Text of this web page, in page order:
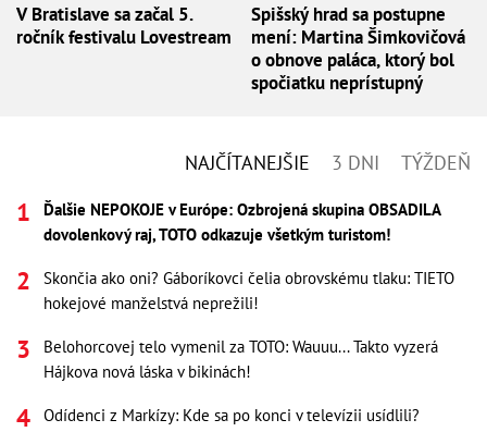
V Bratislave sa začal 5.
ročník festivalu Lovestream
Spišský hrad sa postupne
mení: Martina Šimkovičová
o obnove paláca, ktorý bol
spočiatku neprístupný
NAJČÍTANEJŠIE 3 DNI TÝŽDEŇ
Ďalšie NEPOKOJE v Európe: Ozbrojená skupina OBSADILA
dovolenkový raj, TOTO odkazuje všetkým turistom!
Skončia ako oni? Gáboríkovci čelia obrovskému tlaku: TIETO
hokejové manželstvá neprežili!
Belohorcovej telo vymenil za TOTO: Wauuu... Takto vyzerá
Hájkova nová láska v bikinách!
Odídenci z Markízy: Kde sa po konci v televízii usídlili?